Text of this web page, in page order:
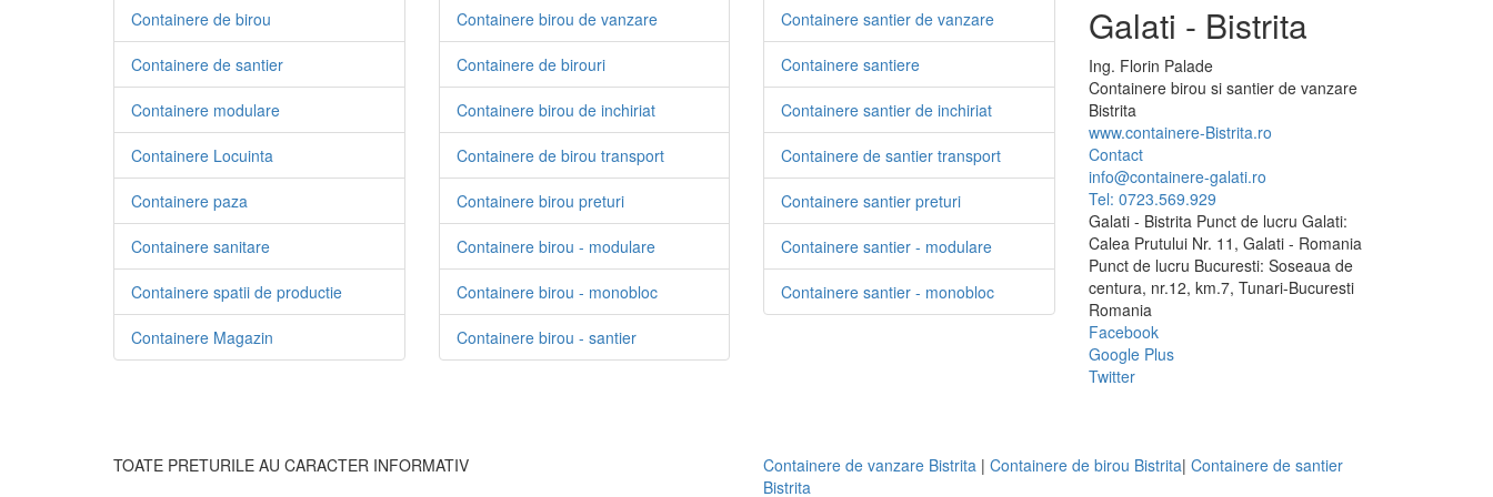
Containere de birou
Containere de santier
Containere modulare
Containere Locuinta
Containere paza
Containere sanitare
Containere spatii de productie
Containere Magazin
Containere birou de vanzare
Containere de birouri
Containere birou de inchiriat
Containere de birou transport
Containere birou preturi
Containere birou - modulare
Containere birou - monobloc
Containere birou - santier
Containere santier de vanzare
Containere santiere
Containere santier de inchiriat
Containere de santier transport
Containere santier preturi
Containere santier - modulare
Containere santier - monobloc
Galati - Bistrita
Ing. Florin Palade
Containere birou si santier de vanzare
Bistrita
www.containere-Bistrita.ro
Contact
info@containere-galati.ro
Tel: 0723.569.929
Galati - Bistrita Punct de lucru Galati:
Calea Prutului Nr. 11, Galati - Romania
Punct de lucru Bucuresti: Soseaua de
centura, nr.12, km.7, Tunari-Bucuresti
Romania
Facebook
Google Plus
Twitter
TOATE PRETURILE AU CARACTER INFORMATIV Containere de vanzare Bistrita | Containere de birou Bistrita| Containere de santier
Bistrita